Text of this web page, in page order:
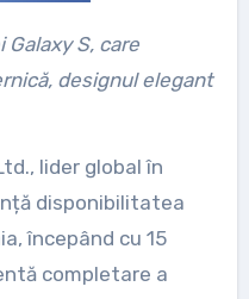
designul elegant
lider global în
disponibilitatea
începând cu 15
completare a